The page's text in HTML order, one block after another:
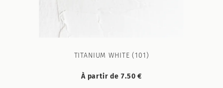
TITANIUM WHITE (101)
À partir de 7.50 €